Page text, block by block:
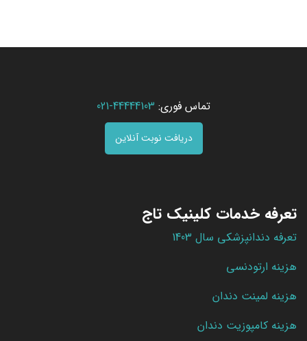
تماس فوری: 44444103-021
دریافت نوبت آنلاین
تعرفه خدمات کلینیک تاج
تعرفه دندانپزشکی سال 1403
هزینه ارتودنسی
هزینه لمینت دندان
هزینه کامپوزیت دندان